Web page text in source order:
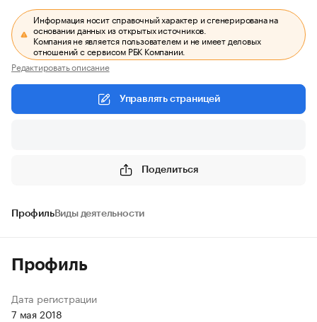
Информация носит справочный характер и сгенерирована на
основании данных из открытых источников.
Компания не является пользователем и не имеет деловых
отношений с сервисом РБК Компании.
Редактировать описание
Управлять страницей
Поделиться
ПрофильВиды деятельности
Профиль
Дата регистрации
7 мая 2018